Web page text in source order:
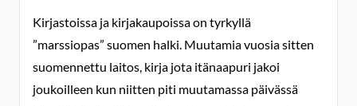
Kirjastoissa ja kirjakaupoissa on tyrkyllä
”marssiopas” suomen halki. Muutamia vuosia sitten
suomennettu laitos, kirja jota itänaapuri jakoi
joukoilleen kun niitten piti muutamassa päivässä